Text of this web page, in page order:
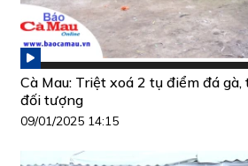
Cà Mau: Triệt xoá 2 tụ điểm đá
đối tượng
09/01/2025 14:15